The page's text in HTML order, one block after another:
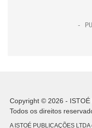
Copyright © 2026 - ISTOÉ
Todos os direitos
A ISTOÉ PUBLICAÇÕES